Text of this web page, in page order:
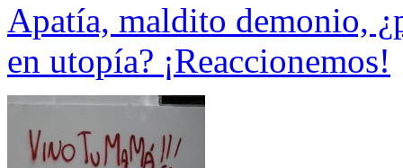
Apatía, maldito demonio,
en utopía? ¡Reaccionemos!